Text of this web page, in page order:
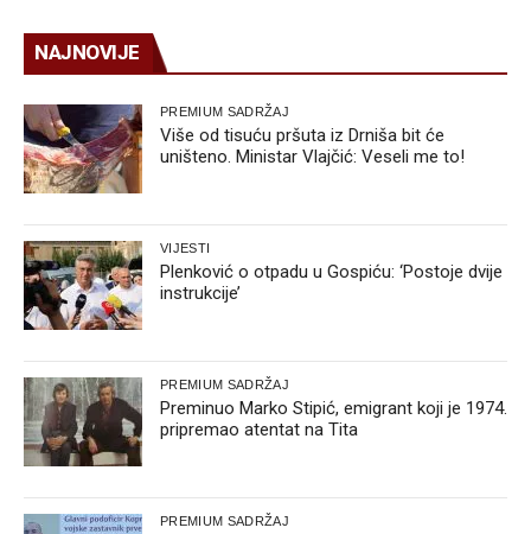
NAJNOVIJE
PREMIUM SADRŽAJ
Više od tisuću pršuta iz Drniša bit će
uništeno. Ministar Vlajčić: Veseli me to!
VIJESTI
Plenković o otpadu u Gospiću: ‘Postoje dvije
instrukcije’
PREMIUM SADRŽAJ
Preminuo Marko Stipić, emigrant koji je 1974.
pripremao atentat na Tita
PREMIUM SADRŽAJ